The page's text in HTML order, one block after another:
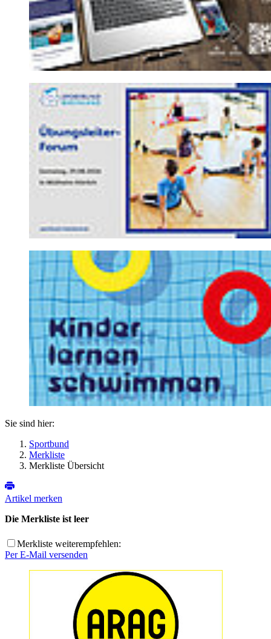
Sie sind hier:
Sportbund
Merkliste
Merkliste Übersicht
Artikel merken
Die Merkliste ist leer
Merkliste weiterempfehlen:
Per E-Mail versenden